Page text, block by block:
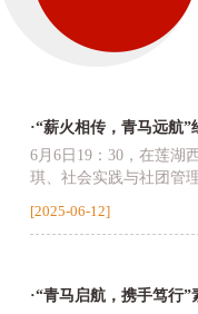
·“薪火相传，青马远航
6月6日19：30，在莲湖
琪、社会实践与社团管
[2025-06-12]
·“青马启航，携手笃行”